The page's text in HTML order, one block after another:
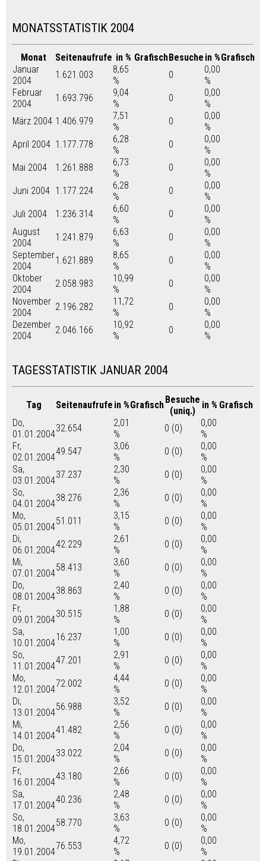
MONATSSTATISTIK 2004
Monat Seitenaufrufe in % GrafischBesuche in %Grafisch
Januar
2004
1.621.003
8,65
%
0
0,00
%
Februar
2004
1.693.796
9,04
%
0
0,00
%
März 2004 1.406.979
7,51
%
0
0,00
%
April 2004 1.177.778
6,28
%
0
0,00
%
Mai 2004
1.261.888
6,73
%
0
0,00
%
Juni 2004 1.177.224
6,28
%
0
0,00
%
Juli 2004
1.236.314
6,60
%
0
0,00
%
August
2004
1.241.879
6,63
%
0
0,00
%
September
2004
1.621.889
8,65
%
0
0,00
%
Oktober
2004
2.058.983
10,99
%
0
0,00
%
November
2004
2.196.282
11,72
%
0
0,00
%
Dezember
2004
2.046.166
10,92
%
0
0,00
%
TAGESSTATISTIK JANUAR 2004
Tag Seitenaufrufe in %GrafischBesuche
(uniq.)
in % Grafisch
Do,
01.01.2004
32.654
2,01
%
0 (0)
0,00
%
Fr,
02.01.2004
49.547
3,06
%
0 (0)
0,00
%
Sa,
03.01.2004
37.237
2,30
%
0 (0)
0,00
%
So,
04.01.2004
38.276
2,36
%
0 (0)
0,00
%
Mo,
05.01.2004
51.011
3,15
%
0 (0)
0,00
%
Di,
06.01.2004
42.229
2,61
%
0 (0)
0,00
%
Mi,
07.01.2004
58.413
3,60
%
0 (0)
0,00
%
Do,
08.01.2004
38.863
2,40
%
0 (0)
0,00
%
Fr,
09.01.2004
30.515
1,88
%
0 (0)
0,00
%
Sa,
10.01.2004
16.237
1,00
%
0 (0)
0,00
%
So,
11.01.2004
47.201
2,91
%
0 (0)
0,00
%
Mo,
12.01.2004
72.002
4,44
%
0 (0)
0,00
%
Di,
13.01.2004
56.988
3,52
%
0 (0)
0,00
%
Mi,
14.01.2004
41.482
2,56
%
0 (0)
0,00
%
Do,
15.01.2004
33.022
2,04
%
0 (0)
0,00
%
Fr,
16.01.2004
43.180
2,66
%
0 (0)
0,00
%
Sa,
17.01.2004
40.236
2,48
%
0 (0)
0,00
%
So,
18.01.2004
58.770
3,63
%
0 (0)
0,00
%
Mo,
19.01.2004
76.553
4,72
%
0 (0)
0,00
%